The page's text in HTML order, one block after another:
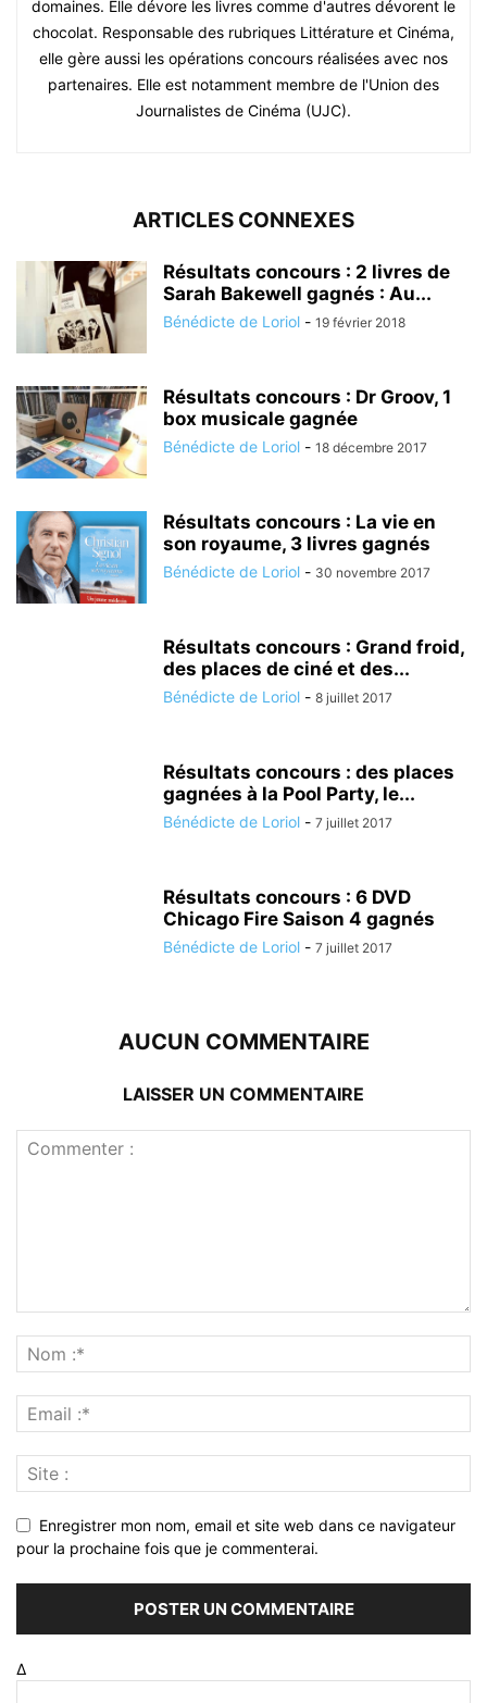
domaines. Elle dévore les livres comme d'autres dévorent le
chocolat. Responsable des rubriques Littérature et Cinéma,
elle gère aussi les opérations concours réalisées avec nos
partenaires. Elle est notamment membre de l'Union des
Journalistes de Cinéma (UJC).
ARTICLES CONNEXES
Résultats concours : 2 livres de
Sarah Bakewell gagnés : Au...
Bénédicte de Loriol - 19 février 2018
Résultats concours : Dr Groov, 1
box musicale gagnée
Bénédicte de Loriol - 18 décembre 2017
Résultats concours : La vie en
son royaume, 3 livres gagnés
Bénédicte de Loriol - 30 novembre 2017
Résultats concours : Grand froid,
des places de ciné et des...
Bénédicte de Loriol - 8 juillet 2017
Résultats concours : des places
gagnées à la Pool Party, le...
Bénédicte de Loriol - 7 juillet 2017
Résultats concours : 6 DVD
Chicago Fire Saison 4 gagnés
Bénédicte de Loriol - 7 juillet 2017
AUCUN COMMENTAIRE
LAISSER UN COMMENTAIRE
Enregistrer mon nom, email et site web dans ce navigateur
pour la prochaine fois que je commenterai.
Δ